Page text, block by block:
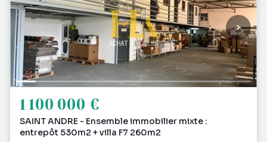
1 100 000 €
SAINT ANDRE - Ensemble immobilier mixte :
entrepôt 530m2 + villa F7 260m2